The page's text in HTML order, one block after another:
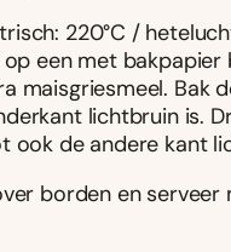
220°C /
een met
maisgriesmeel. Bak
lichtbruin is.
ook de andere kant
borden en serveer